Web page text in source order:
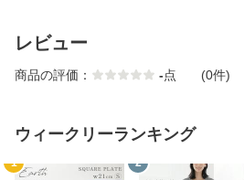
レビュー
商品の評価： -点 (0件)
ウィークリーランキング
1 2